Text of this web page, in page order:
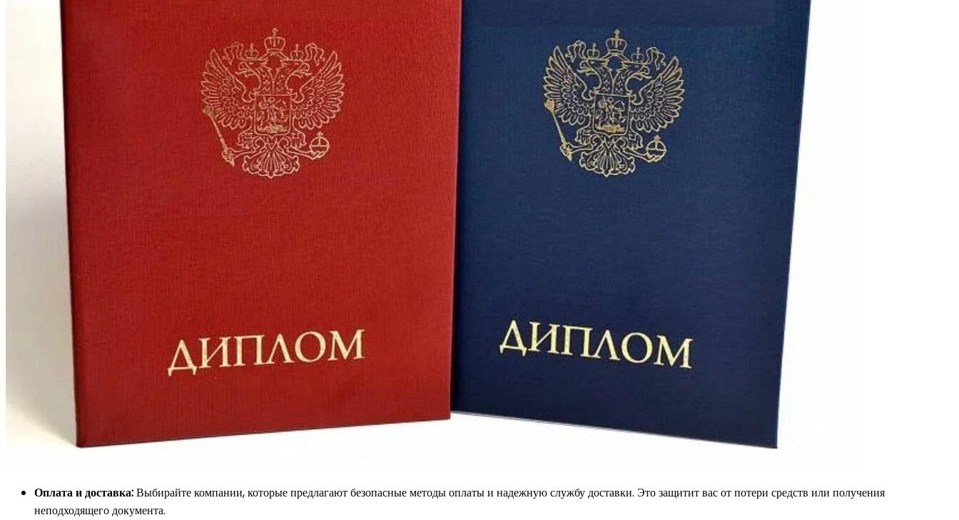
Оплата и доставка:Выбирайте компании, которые предлагают безопасные методы оплаты и надежную службу доставки. Это защитит вас от потери средств или получения
неподходящего документа.